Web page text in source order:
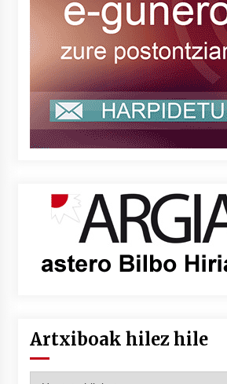
Artxiboak hilez hile